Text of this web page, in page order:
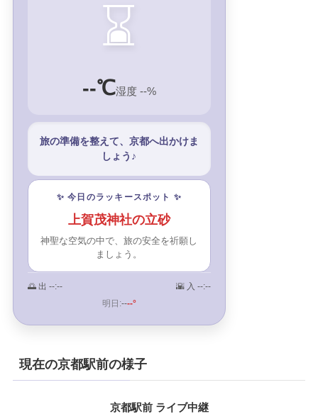
⌛
--℃湿度 --%
旅の準備を整えて、京都へ出かけま
しょう♪
✨ 今日のラッキースポット ✨
上賀茂神社の立砂
神聖な空気の中で、旅の安全を祈願し
ましょう。
🌅 出 --:-- 🌇 入 --:--
明日:----°
現在の京都駅前の様子
京都駅前 ライブ中継